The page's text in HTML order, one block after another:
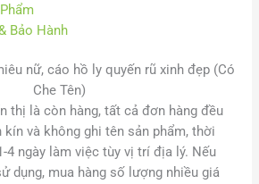
Bảo Hành
nữ, cáo hồ ly quyến rũ xinh đẹp (Có
Che Tên)
thị là còn hàng, tất cả đơn hàng đều
và không ghi tên sản phẩm, thời
4 ngày làm việc tùy vị trí địa lý. Nếu
dụng, mua hàng số lượng nhiều giá